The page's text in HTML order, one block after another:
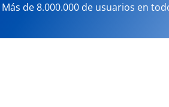
de 8.000.000 de usuarios en